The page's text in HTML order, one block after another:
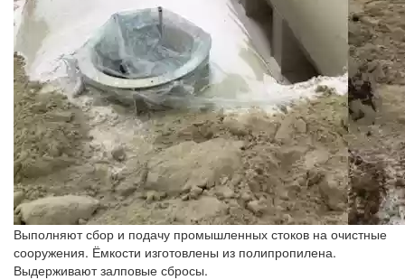
Выполняют сбор и подачу промышленных стоков на очистные
сооружения. Ёмкости изготовлены из полипропилена.
Выдерживают залповые сбросы.